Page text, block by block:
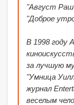
"Август
"Доброе
В 1998 году
за лучшую
"Умница
журнал
веселым